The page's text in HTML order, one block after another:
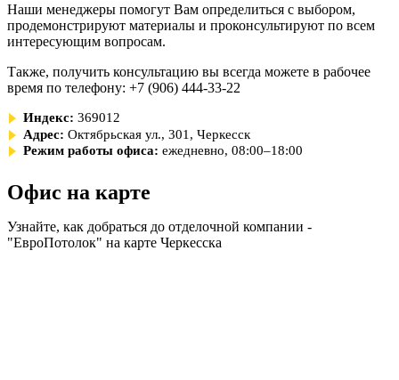
Наши менеджеры помогут Вам определиться с выбором,
продемонстрируют материалы и проконсультируют по всем
интересующим вопросам.
Также, получить консультацию вы всегда можете в рабочее
время по телефону: +7 (906) 444-33-22
Индекс: 369012
Адрес: Октябрьская ул., 301, Черкесск
Режим работы офиса: ежедневно, 08:00–18:00
Офис на карте
Узнайте, как добраться до отделочной компании -
"ЕвроПотолок" на карте Черкесска